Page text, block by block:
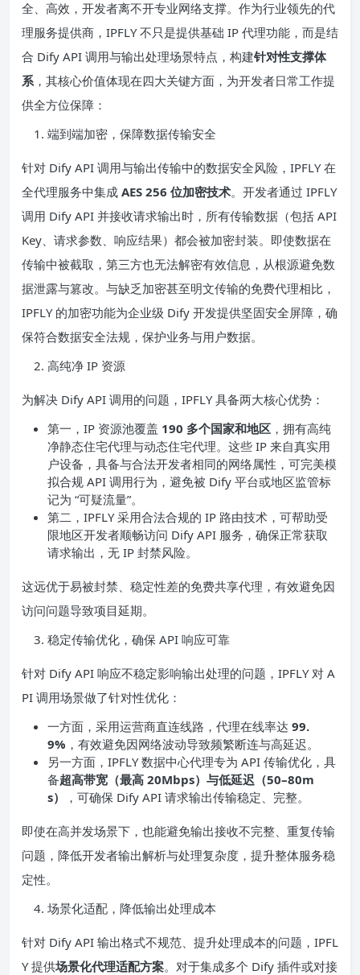
全、高效，开发者离不开专业网络支撑。作为行业领先的代
理服务提供商，IPFLY 不只是提供基础 IP 代理功能，而是结
合 Dify API 调用与输出处理场景特点，构建针对性支撑体
系，其核心价值体现在四大关键方面，为开发者日常工作提
供全方位保障：
端到端加密，保障数据传输安全
针对 Dify API 调用与输出传输中的数据安全风险，IPFLY 在
全代理服务中集成 AES 256 位加密技术。开发者通过 IPFLY
调用 Dify API 并接收请求输出时，所有传输数据（包括 API
Key、请求参数、响应结果）都会被加密封装。即使数据在
传输中被截取，第三方也无法解密有效信息，从根源避免数
据泄露与篡改。与缺乏加密甚至明文传输的免费代理相比，
IPFLY 的加密功能为企业级 Dify 开发提供坚固安全屏障，确
保符合数据安全法规，保护业务与用户数据。
高纯净 IP 资源
为解决 Dify API 调用的问题，IPFLY 具备两大核心优势：
第一，IP 资源池覆盖 190 多个国家和地区 ，拥有高纯
净静态住宅代理与动态住宅代理。这些 IP 来自真实用
户设备，具备与合法开发者相同的网络属性，可完美模
拟合规 API 调用行为，避免被 Dify 平台或地区监管标
记为 “可疑流量”。
第二，IPFLY 采用合法合规的 IP 路由技术，可帮助受
限地区开发者顺畅访问 Dify API 服务，确保正常获取
请求输出，无 IP 封禁风险。
这远优于易被封禁、稳定性差的免费共享代理，有效避免因
访问问题导致项目延期。
稳定传输优化，确保 API 响应可靠
针对 Dify API 响应不稳定影响输出处理的问题，IPFLY 对 A
PI 调用场景做了针对性优化：
一方面，采用运营商直连线路，代理在线率达 99.
9% ，有效避免因网络波动导致频繁断连与高延迟。
另一方面，IPFLY 数据中心代理专为 API 传输优化，具
备超高带宽（最高 20Mbps）与低延迟 （50–80m
s） ，可确保 Dify API 请求输出传输稳定、完整。
即使在高并发场景下，也能避免输出接收不完整、重复传输
问题，降低开发者输出解析与处理复杂度，提升整体服务稳
定性。
场景化适配，降低输出处理成本
针对 Dify API 输出格式不规范、提升处理成本的问题，IPFL
Y 提供场景化代理适配方案。对于集成多个 Dify 插件或对接